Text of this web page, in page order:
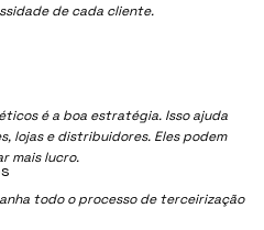
de cada cliente.
é a boa estratégia. Isso ajuda
lojas e distribuidores. Eles podem
mais lucro.
todo o processo de terceirização